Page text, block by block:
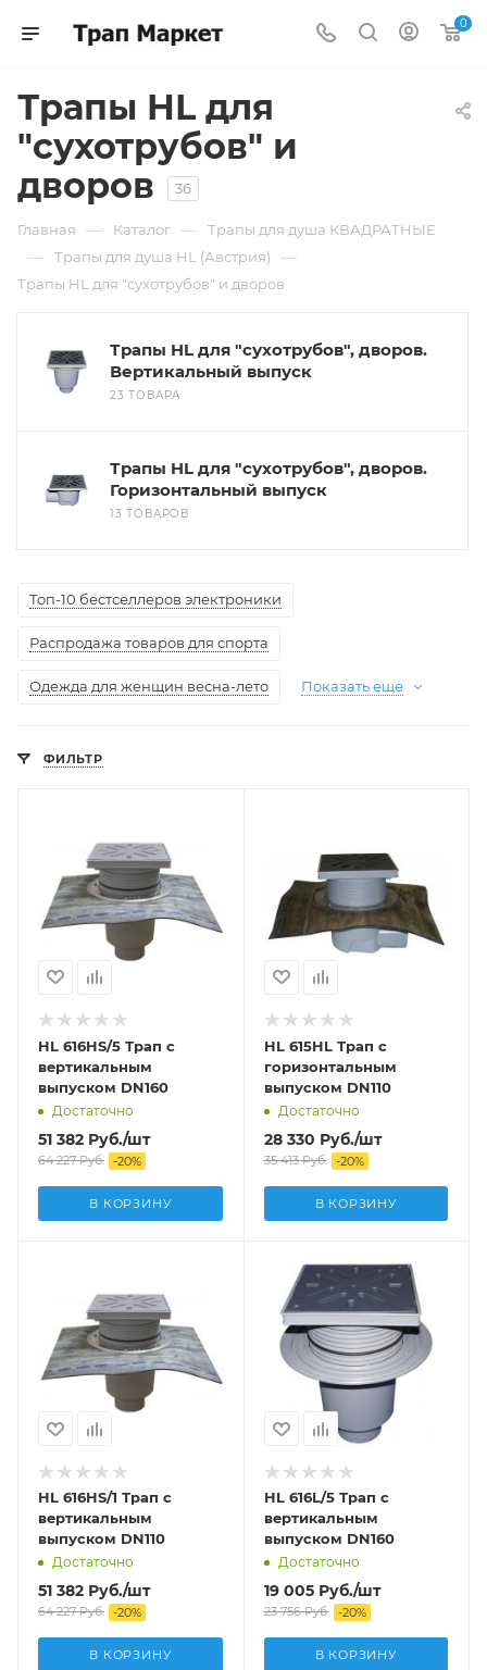
0
Трапы HL для
"сухотрубов" и
дворов
36
Главная — Каталог — Трапы для душа КВАДРАТНЫЕ
— Трапы для душа HL (Австрия) —
Трапы HL для "сухотрубов" и дворов
Трапы HL для "сухотрубов", дворов.
Вертикальный выпуск
23 ТОВАРА
Трапы HL для "сухотрубов", дворов.
Горизонтальный выпуск
13 ТОВАРОВ
Топ-10 бестселлеров электроники
Распродажа товаров для спорта
Одежда для женщин весна-лето Показать еще
ФИЛЬТР
HL 616HS/5 Трап с
вертикальным
выпуском DN160
Достаточно
51 382 Руб./шт
64 227Руб. -20%
В КОРЗИНУ
HL 615HL Трап с
горизонтальным
выпуском DN110
Достаточно
28 330 Руб./шт
35 413Руб. -20%
В КОРЗИНУ
HL 616HS/1 Трап с
вертикальным
выпуском DN110
Достаточно
51 382 Руб./шт
64 227Руб. -20%
В КОРЗИНУ
HL 616L/5 Трап с
вертикальным
выпуском DN160
Достаточно
19 005Руб./шт
23 756Руб. -20%
В КОРЗИНУ